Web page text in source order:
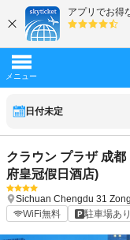
日付未定
クラウン プラザ 成
府皇冠假日酒店)
Sichuan Chengdu 31
WiFi無料
駐車場あり